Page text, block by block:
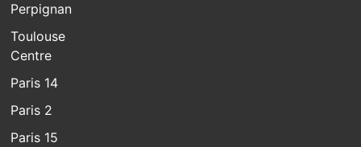
Perpignan
Toulouse
Centre
Paris 14
Paris 2
Paris 15